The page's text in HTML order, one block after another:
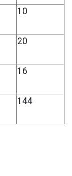
10
20
16
144